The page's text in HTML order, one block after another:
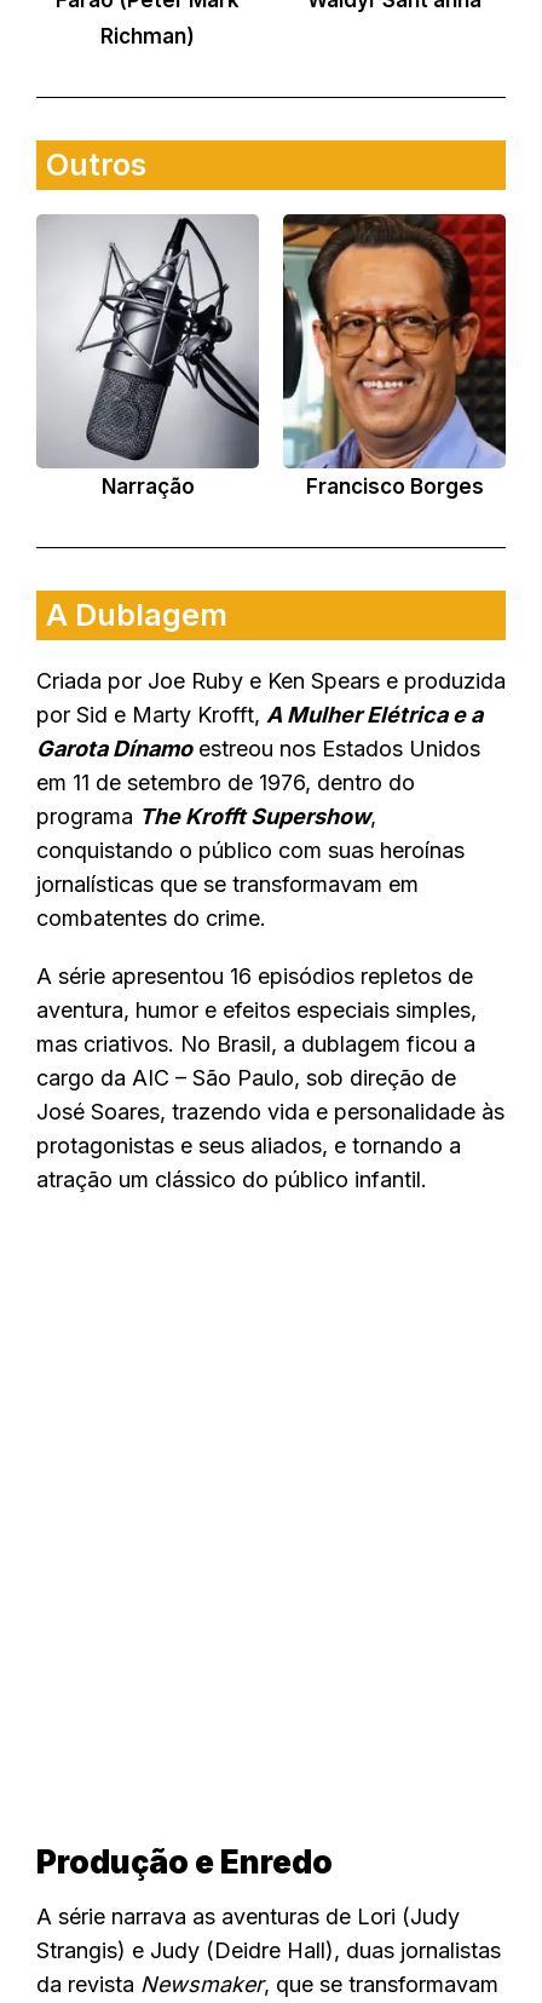
Richman)
Outros
Narração Francisco Borges
A Dublagem
Criada por Joe Ruby e Ken Spears e produzida
por Sid e Marty Krofft, A Mulher Elétrica e a
Garota Dínamoestreou nos Estados Unidos
em 11 de setembro de 1976, dentro do
programa The Krofft Supershow,
conquistando o público com suas heroínas
jornalísticas que se transformavam em
combatentes do crime.
A série apresentou 16 episódios repletos de
aventura, humor e efeitos especiais simples,
mas criativos. No Brasil, a dublagem ficou a
cargo da AIC – São Paulo, sob direção de
José Soares, trazendo vida e personalidade às
protagonistas e seus aliados, e tornando a
atração um clássico do público infantil.
Produção e Enredo
A série narrava as aventuras de Lori (Judy
Strangis) e Judy (Deidre Hall), duas jornalistas
da revista Newsmaker, que se transformavam